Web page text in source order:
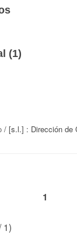
(1)
/ [s.l.] : Dirección de
1
1)